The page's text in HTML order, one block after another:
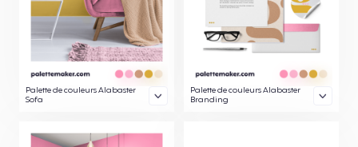
Palette de couleurs Alabaster
Sofa
Palette de couleurs Alabaster
Branding